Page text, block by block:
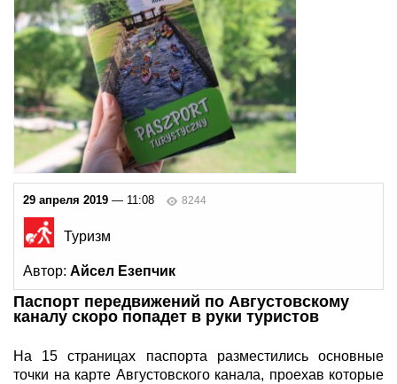
29 апреля 2019 — 11:08 8244
Туризм
Автор: Айсел Езепчик
Паспорт передвижений по Августовскому
каналу скоро попадет в руки туристов
На 15 страницах паспорта разместились основные
точки на карте Августовского канала, проехав которые